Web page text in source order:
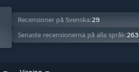
Recensioner på Svenska:29
Senaste recensionerna på alla språk:263